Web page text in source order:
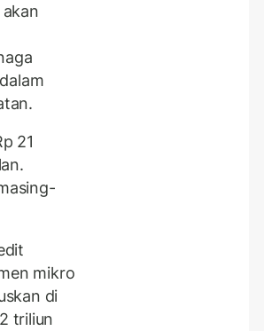
21
mikro
di
triliun